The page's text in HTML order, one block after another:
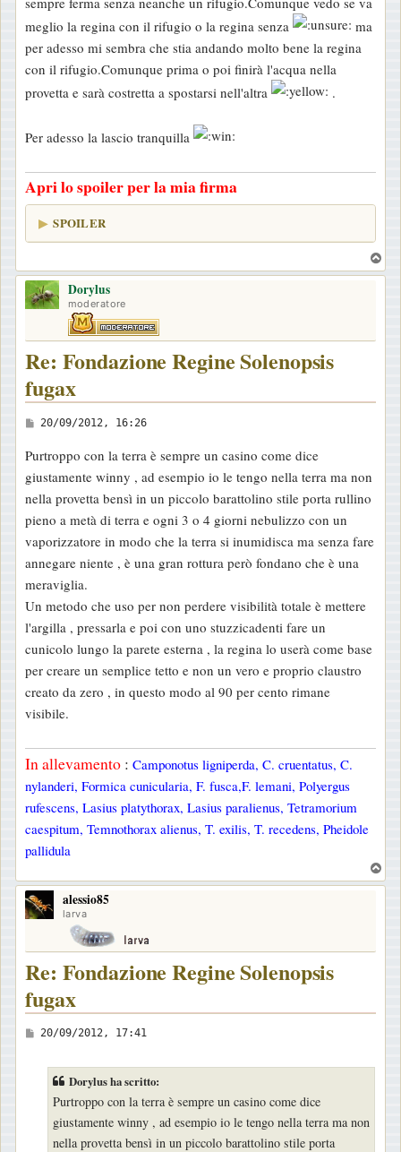
a
g
g
i
o
meglio la regina con il rifugio o la regina senza
ma
per adesso mi sembra che stia andando molto bene la regina
con il rifugio.Comunque prima o poi finirà l'acqua nella
provetta e sarà costretta a spostarsi nell'altra
.
Per adesso la lascio tranquilla
Apri lo spoiler per la mia firma
SPOILER
o
Dorylus
moderatore
Re: Fondazione Regine Solenopsis
fugax
M
s
s
a
g
g
i
o
20/09/2012, 16:26
Purtroppo con la terra è sempre un casino come dice
giustamente winny , ad esempio io le tengo nella terra ma non
nella provetta bensì in un piccolo barattolino stile porta rullino
pieno a metà di terra e ogni 3 o 4 giorni nebulizzo con un
vaporizzatore in modo che la terra si inumidisca ma senza fare
annegare niente , è una gran rottura però fondano che è una
meraviglia.
Un metodo che uso per non perdere visibilità totale è mettere
l'argilla , pressarla e poi con uno stuzzicadenti fare un
cunicolo lungo la parete esterna , la regina lo userà come base
per creare un semplice tetto e non un vero e proprio claustro
creato da zero , in questo modo al 90 per cento rimane
visibile.
In allevamento : Camponotus ligniperda, C. cruentatus, C.
nylanderi, Formica cunicularia, F. fusca,F. lemani, Polyergus
rufescens, Lasius platythorax, Lasius paralienus, Tetramorium
caespitum, Temnothorax alienus, T. exilis, T. recedens, Pheidole
pallidula
o
alessio85
larva
Re: Fondazione Regine Solenopsis
fugax
M
20/09/2012, 17:41
Dorylus ha scritto:
Purtroppo con la terra è sempre un casino come dice
giustamente winny , ad esempio io le tengo nella terra ma non
nella provetta bensì in un piccolo barattolino stile porta